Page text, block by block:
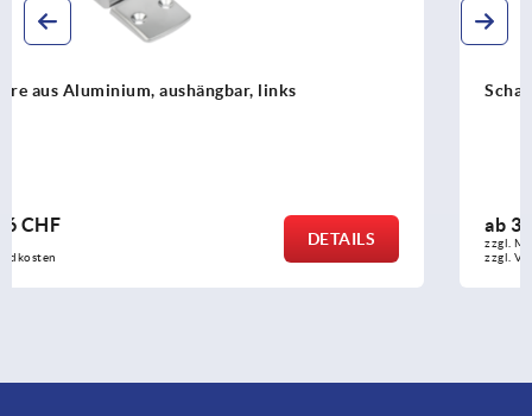
Scharniere Edelstahl, trennbar, demontierbar
DETAILS